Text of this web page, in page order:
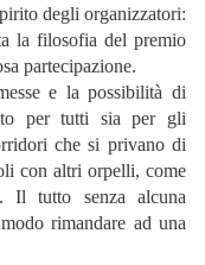
degli organizzatori:
la filosofia del premio
partecipazione.
e la possibilità di
per tutti sia per gli
che si privano di
con altri orpelli, come
Il tutto senza alcuna
rimandare ad una